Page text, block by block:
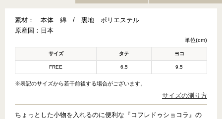
素材：
本体 綿 / 裏地 ポリエステル
原産国： 日本
単位(cm)
サイズ タテ ヨコ
FREE 6.5 9.5
※表記のサイズから若干前後する場合がございます。
サイズの測り方
ちょっとした小物を入れるのに便利な『コフレドゥショコラ』の